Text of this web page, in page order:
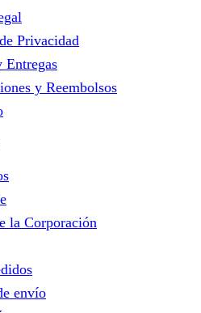
Privacidad
Entregas
y Reembolsos
la Corporación
envío